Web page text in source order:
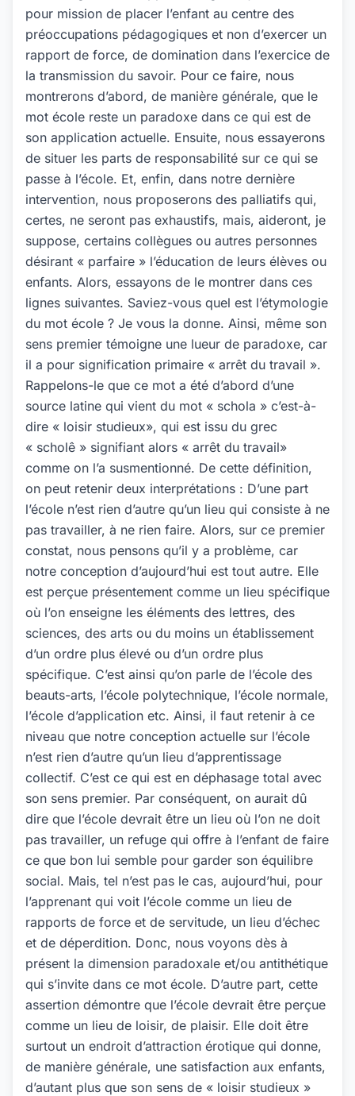
pour mission de placer l’enfant au centre des
préoccupations pédagogiques et non d’exercer un
rapport de force, de domination dans l’exercice de
la transmission du savoir. Pour ce faire, nous
montrerons d’abord, de manière générale, que le
mot école reste un paradoxe dans ce qui est de
son application actuelle. Ensuite, nous essayerons
de situer les parts de responsabilité sur ce qui se
passe à l’école. Et, enfin, dans notre dernière
intervention, nous proposerons des palliatifs qui,
certes, ne seront pas exhaustifs, mais, aideront, je
suppose, certains collègues ou autres personnes
désirant « parfaire » l’éducation de leurs élèves ou
enfants. Alors, essayons de le montrer dans ces
lignes suivantes. Saviez-vous quel est l’étymologie
du mot école ? Je vous la donne. Ainsi, même son
sens premier témoigne une lueur de paradoxe, car
il a pour signification primaire « arrêt du travail ».
Rappelons-le que ce mot a été d’abord d’une
source latine qui vient du mot « schola » c’est-à-
dire « loisir studieux», qui est issu du grec
« scholê » signifiant alors « arrêt du travail»
comme on l’a susmentionné. De cette définition,
on peut retenir deux interprétations : D’une part
l’école n’est rien d’autre qu’un lieu qui consiste à ne
pas travailler, à ne rien faire. Alors, sur ce premier
constat, nous pensons qu’il y a problème, car
notre conception d’aujourd’hui est tout autre. Elle
est perçue présentement comme un lieu spécifique
où l’on enseigne les éléments des lettres, des
sciences, des arts ou du moins un établissement
d’un ordre plus élevé ou d’un ordre plus
spécifique. C’est ainsi qu’on parle de l’école des
beauts-arts, l’école polytechnique, l’école normale,
l’école d’application etc. Ainsi, il faut retenir à ce
niveau que notre conception actuelle sur l’école
n’est rien d’autre qu’un lieu d’apprentissage
collectif. C’est ce qui est en déphasage total avec
son sens premier. Par conséquent, on aurait dû
dire que l’école devrait être un lieu où l’on ne doit
pas travailler, un refuge qui offre à l’enfant de faire
ce que bon lui semble pour garder son équilibre
social. Mais, tel n’est pas le cas, aujourd’hui, pour
l’apprenant qui voit l’école comme un lieu de
rapports de force et de servitude, un lieu d’échec
et de déperdition. Donc, nous voyons dès à
présent la dimension paradoxale et/ou antithétique
qui s’invite dans ce mot école. D’autre part, cette
assertion démontre que l’école devrait être perçue
comme un lieu de loisir, de plaisir. Elle doit être
surtout un endroit d’attraction érotique qui donne,
de manière générale, une satisfaction aux enfants,
d’autant plus que son sens de « loisir studieux »